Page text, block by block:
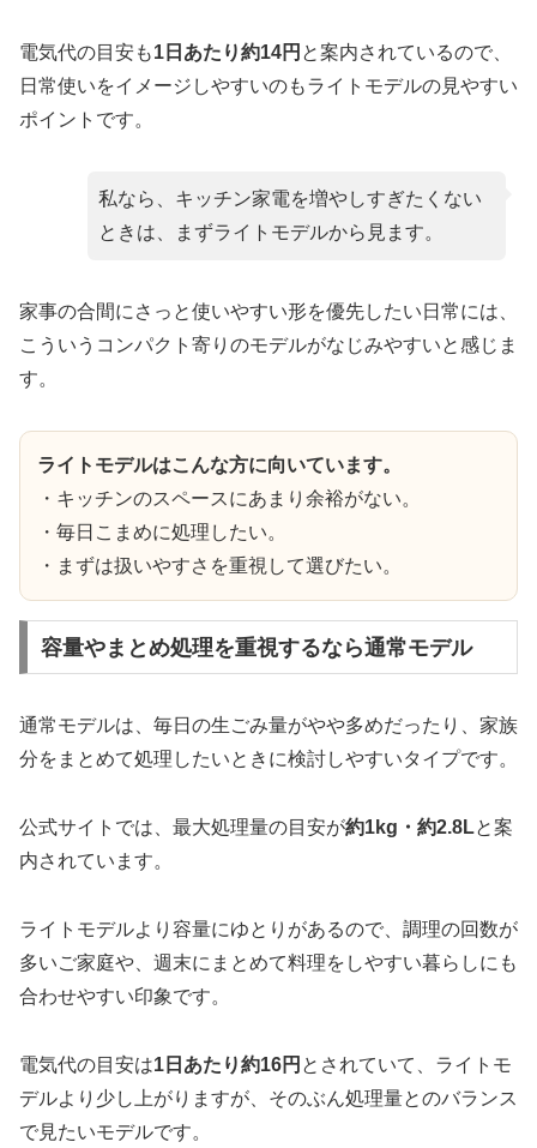
電気代の目安も1日あたり約14円 と案内されているので、
日常使いをイメージしやすいのもライトモデルの見やすい
ポイントです。
私なら、キッチン家電を増やしすぎたくない
ときは、まずライトモデルから見ます。
家事の合間にさっと使いやすい形を優先したい日常には、
こういうコンパクト寄りのモデルがなじみやすいと感じま
す。
ライトモデルはこんな方に向いています。
・キッチンのスペースにあまり余裕がない。
・毎日こまめに処理したい。
・まずは扱いやすさを重視して選びたい。
容量やまとめ処理を重視するなら通常モデル
通常モデルは、毎日の生ごみ量がやや多めだったり、家族
分をまとめて処理したいときに検討しやすいタイプです。
公式サイトでは、最大処理量の目安が約1kg・約2.8Lと案
内されています。
ライトモデルより容量にゆとりがあるので、調理の回数が
多いご家庭や、週末にまとめて料理をしやすい暮らしにも
合わせやすい印象です。
電気代の目安は1日あたり約16円 とされていて、ライトモ
デルより少し上がりますが、そのぶん処理量とのバランス
で見たいモデルです。